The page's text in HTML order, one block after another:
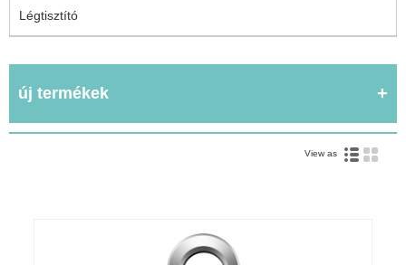
Légtisztító
új termékek
View as